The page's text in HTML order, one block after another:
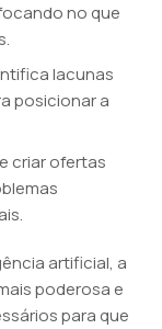
no que
lacunas
posicionar a
criar ofertas
artificial, a
poderosa e
para que